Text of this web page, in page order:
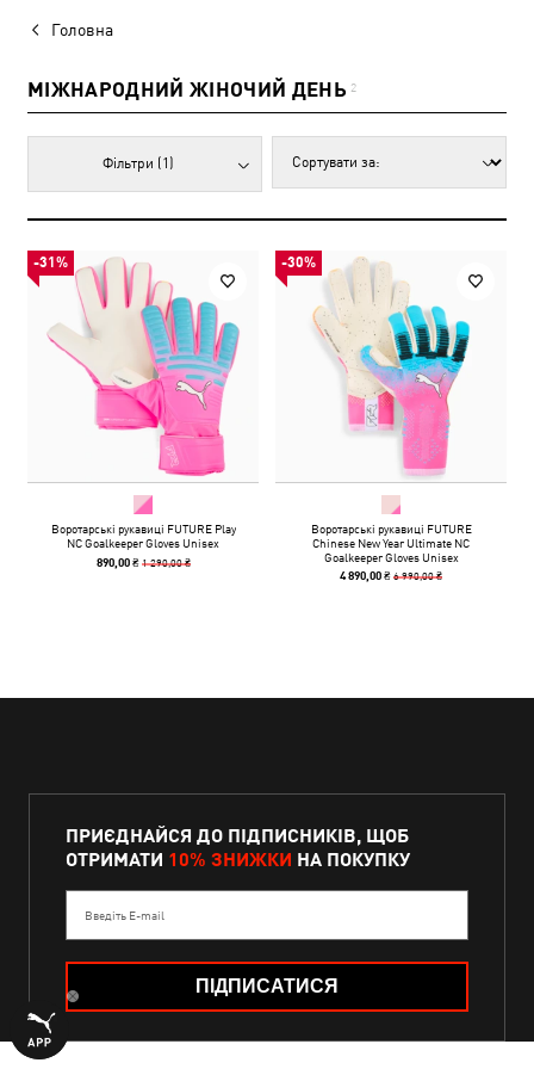
Головна
МІЖНАРОДНИЙ ЖІНОЧИЙ ДЕНЬ 2
Фільтри (1)
-31%
Воротарські рукавиці FUTURE Play
NC Goalkeeper Gloves Unisex
890,00 ₴ 1 290,00 ₴
-30%
Воротарські рукавиці FUTURE
Chinese New Year Ultimate NC
Goalkeeper Gloves Unisex
4 890,00 ₴6 990,00 ₴
ПРИЄДНАЙСЯ ДО ПІДПИСНИКІВ, ЩОБ
ОТРИМАТИ 10% ЗНИЖКИ НА ПОКУПКУ
Введіть E-mail
ПІДПИСАТИСЯ